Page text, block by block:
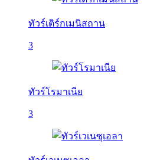
ทัวร์เติร์กเมนิสถาน
3
ทัวร์โรมาเนีย
3